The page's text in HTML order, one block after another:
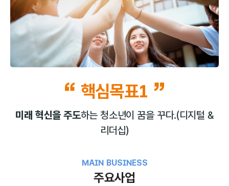
핵심목표1
미래 혁신을 주도하는 청소년이 꿈을 꾸다.(디지털 &
리더십)
MAIN BUSINESS
주요사업